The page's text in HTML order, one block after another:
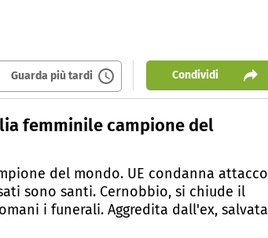
Guarda più tardi Condividi
femminile campione del
del mondo. UE condanna attacco
sono santi. Cernobbio, si chiude il
i funerali. Aggredita dall'ex, salvata